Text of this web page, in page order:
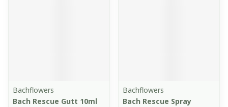
Bachflowers
Bach Rescue Gutt 10ml
Bachflowers
Bach Rescue Spray